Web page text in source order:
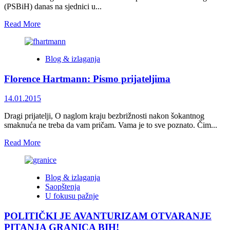
postavljenju
ambasadora
Gore
u
Bosni
(PSBiH) danas na sjednici u...
Read MoreRead
about
PSBiH
SUTORINI:
JAVNU
O
TOM
Blog & izlaganja
Florence Hartmann: Pismo prijateljima
14.01.2015
Dragi prijatelji, O naglom kraju bezbrižnosti nakon šokantnog
smaknuća ne treba da vam pričam. Vama je to sve poznato. Čim...
Read MoreRead
about
Hartmann:
Pismo
prijateljima
Blog & izlaganja
Saopštenja
U fokusu pažnje
POLITIČKI JE AVANTURIZAM OTVARANJE
PITANJA GRANICA BIH!